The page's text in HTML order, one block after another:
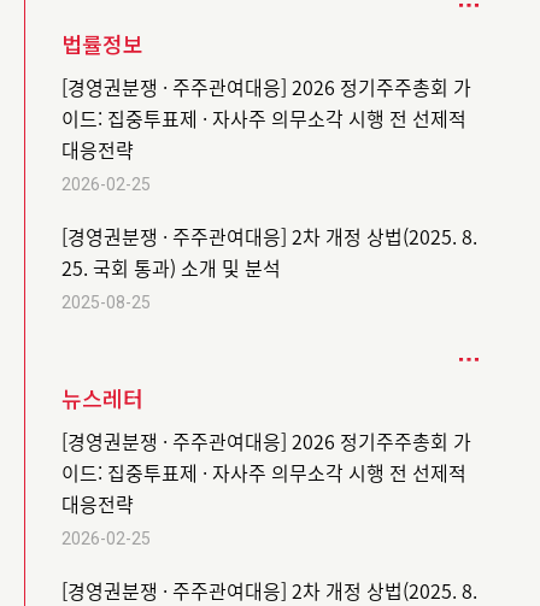
법률정보
[경영권분쟁 · 주주관여대응] 2026 정기주주총회 가
이드: 집중투표제 · 자사주 의무소각 시행 전 선제적
대응전략
2026-02-25
[경영권분쟁 · 주주관여대응] 2차 개정 상법(2025. 8.
25. 국회 통과) 소개 및 분석
2025-08-25
뉴스레터
[경영권분쟁 · 주주관여대응] 2026 정기주주총회 가
이드: 집중투표제 · 자사주 의무소각 시행 전 선제적
대응전략
2026-02-25
[경영권분쟁 · 주주관여대응] 2차 개정 상법(2025. 8.